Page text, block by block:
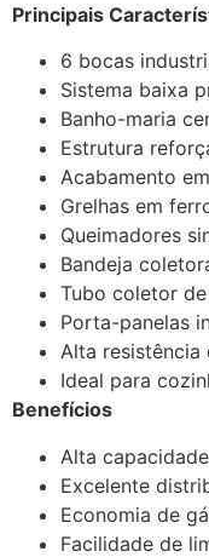
Principais
6 bocas
Sistema baixa
Banho-maria
Estrutura
Acabamento
Grelhas em
Queimadores
Bandeja
Tubo coletor
Porta-panelas
Alta resistência
Ideal para
Benefícios
Alta
Excelente
Economia de
Facilidade de